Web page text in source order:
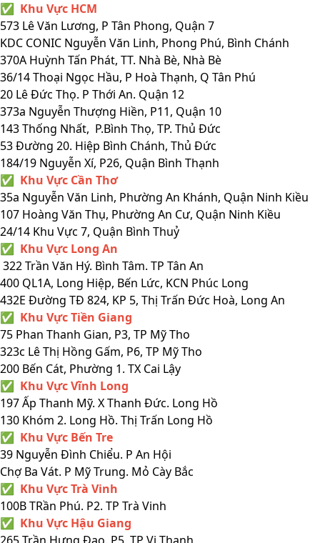
✅ Khu Vực HCM
573 Lê Văn Lương, P Tân Phong, Quận 7
KDC CONIC Nguyễn Văn Linh, Phong Phú, Bình Chánh
370A Huỳnh Tấn Phát, TT. Nhà Bè, Nhà Bè
36/14 Thoại Ngọc Hầu, P Hoà Thạnh, Q Tân Phú
20 Lê Đức Thọ. P Thới An. Quận 12
373a Nguyễn Thượng Hiền, P11, Quận 10
143 Thống Nhất, P.Bình Thọ, TP. Thủ Đức
53 Đường 20. Hiệp Bình Chánh, Thủ Đức
184/19 Nguyễn Xí, P26, Quận Bình Thạnh
✅ Khu Vực Cần Thơ
35a Nguyễn Văn Linh, Phường An Khánh, Quận Ninh Kiều
107 Hoàng Văn Thụ, Phường An Cư, Quận Ninh Kiều
24/14 Khu Vực 7, Quận Bình Thuỷ
✅ Khu Vực Long An
322 Trần Văn Hý. Bình Tâm. TP Tân An
400 QL1A, Long Hiệp, Bến Lức, KCN Phúc Long
432E Đường TĐ 824, KP 5, Thị Trấn Đức Hoà, Long An
✅ Khu Vực Tiền Giang
75 Phan Thanh Gian, P3, TP Mỹ Tho
323c Lê Thị Hồng Gấm, P6, TP Mỹ Tho
200 Bến Cát, Phường 1. TX Cai Lậy
✅ Khu Vực Vĩnh Long
197 Ấp Thanh Mỹ. X Thanh Đức. Long Hồ
130 Khóm 2. Long Hồ. Thị Trấn Long Hồ
✅ Khu Vực Bến Tre
39 Nguyễn Đình Chiểu. P An Hội
Chợ Ba Vát. P Mỹ Trung. Mỏ Cày Bắc
✅ Khu Vực Trà Vinh
100B TRần Phú. P2. TP Trà Vinh
✅ Khu Vực Hậu Giang